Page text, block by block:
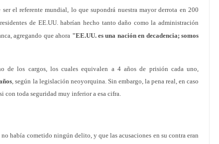
el referente mundial, lo que supondrá nuestra mayor derrota en 200
de EE.UU. habrían hecho tanto daño como la administración
agregando que ahora "EE.UU. es una nación en decadencia; somos
de los cargos, los cuales equivalen a 4 años de prisión cada uno,
, según la legislación neoyorquina. Sin embargo, la pena real, en caso
con toda seguridad muy inferior a esa cifra.
había cometido ningún delito, y que las acusaciones en su contra eran